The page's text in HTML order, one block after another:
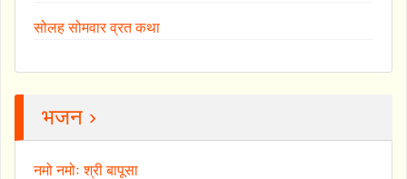
सोलह सोमवार व्रत कथा
भजन ›
नमो नमोः श्री बापूसा